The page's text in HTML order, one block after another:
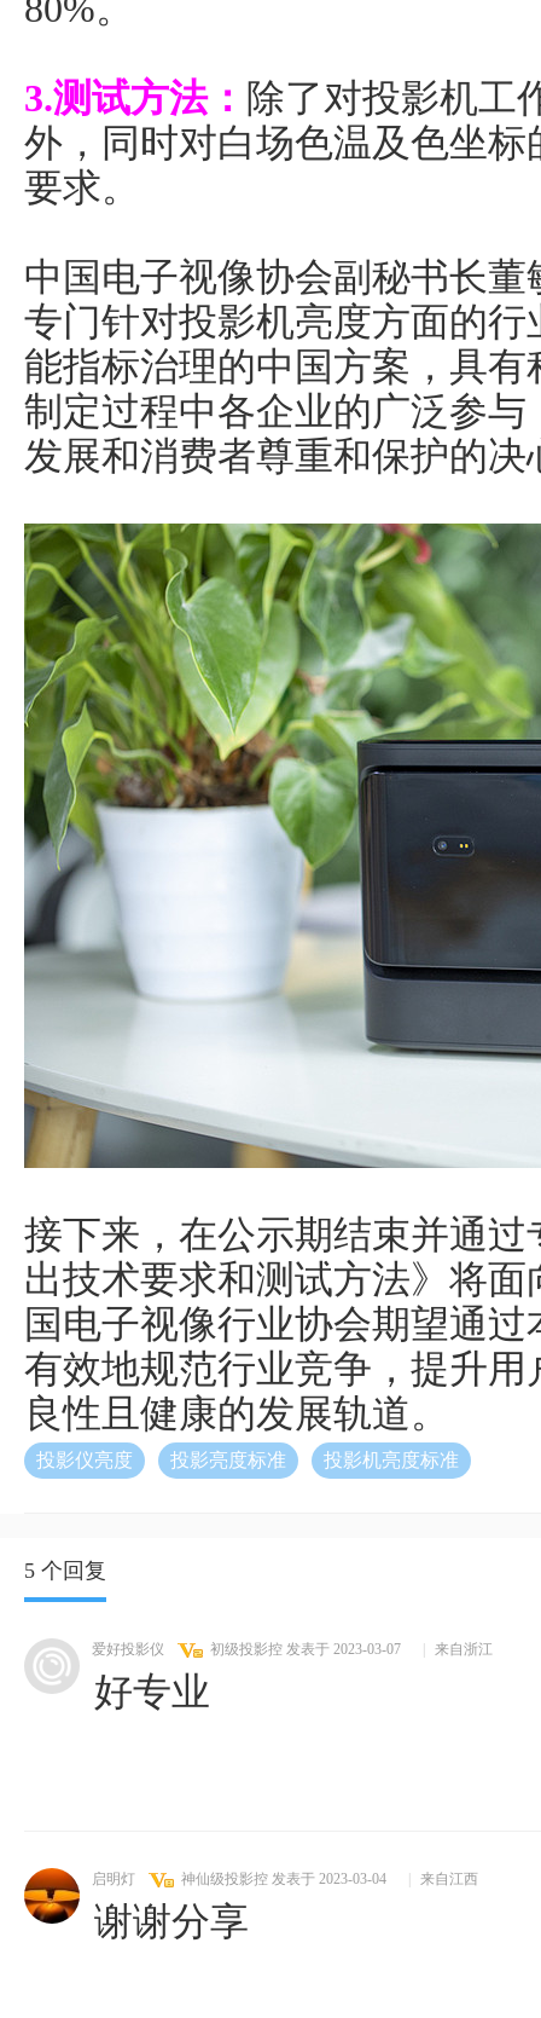
80%。
3.测试方法： 除了对投影机工
外，同时对白场色温及色坐
要求。
中国电子视像协会副秘书长
专门针对投影机亮度方面的
能指标治理的中国方案，具
制定过程中各企业的广泛参
发展和消费者尊重和保护的决
接下来，在公示期结束并通
出技术要求和测试方法》将
国电子视像行业协会期望通
有效地规范行业竞争，提升
良性且健康的发展轨道。
投影仪亮度 投影亮度标准 投影机亮度标准
5 个回复
爱好投影仪 初级投影控 发表于 2023-03-07 来自浙江
好专业
启明灯 神仙级投影控 发表于 2023-03-04 来自江西
谢谢分享